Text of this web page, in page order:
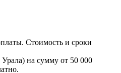
Стоимость и сроки
на сумму от 50 000